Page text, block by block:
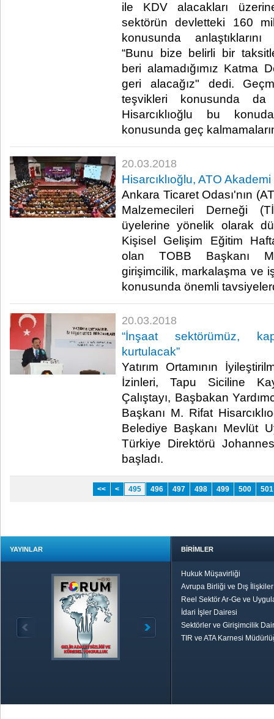
ile KDV alacakları
sektörün devletteki 160
konusunda
“Bunu bize belirli bir
beri alamadığımız Katma
geri alacağız" dedi.
teşvikleri konusunda da
Hisarcıklıoğlu bu
konusunda geç
20.03.2018
Hisarcıklıoğlu, ATO Akademi
Ankara Ticaret Odası'nın
Malzemecileri Derneği
üyelerine yönelik olarak
Kişisel Gelişim Eğitim
olan TOBB Başkanı
girişimcilik, markalaşma ve
konusunda önemli
20.03.2018
“İnşaat sektörümüz,
kurtulacak”
Yatırım Ortamının
İzinleri, Tapu Siciline
Çalıştayı, Başbakan
Başkanı M. Rifat
Belediye Başkanı Mevlüt
Türkiye Direktörü
başladı.​
<< < 495 496 497 498 499 500 501
YAYINLAR BİRİMLER
Hukuk Müşavirliği
Avrupa Birliği ve Dış
Reel Sektör Ar-Ge ve
İdari İşler Dairesi
Sektörler ve Girişimcilik
TIR ve ATA Karnesi